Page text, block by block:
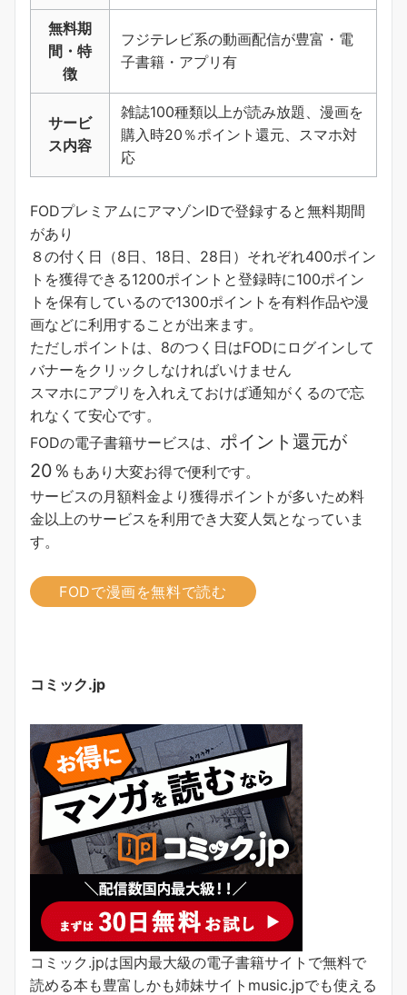
無料期
間・特
徴
フジテレビ系の動画配信が豊富・電
子書籍・アプリ有
サービ
ス内容
雑誌100種類以上が読み放題、漫画を
購入時20％ポイント還元、スマホ対
応
FODプレミアムにアマゾンIDで登録すると無料期間
があり
８の付く日（8日、18日、28日）それぞれ400ポイン
トを獲得できる1200ポイントと登録時に100ポイン
トを保有しているので1300ポイントを有料作品や漫
画などに利用することが出来ます。
ただしポイントは、8のつく日はFODにログインして
バナーをクリックしなければいけません
スマホにアプリを入れえておけば通知がくるので忘
れなくて安心です。
FODの電子書籍サービスは、 ポイント還元が
20％ もあり大変お得で便利です。
サービスの月額料金より獲得ポイントが多いため料
金以上のサービスを利用でき大変人気となっていま
す。
FODで漫画を無料で読む
コミック.jp
コミック.jpは国内最大級の電子書籍サイトで無料で
読める本も豊富しかも姉妹サイトmusic.jpでも使える